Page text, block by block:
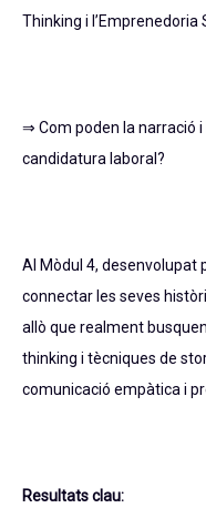
Thinking i l’Emprenedoria
⇒ Com poden la narració
candidatura laboral?
Al Mòdul 4, desenvolupat
connectar les seves
allò que realment
thinking i tècniques de
comunicació empàtica i
Resultats clau: